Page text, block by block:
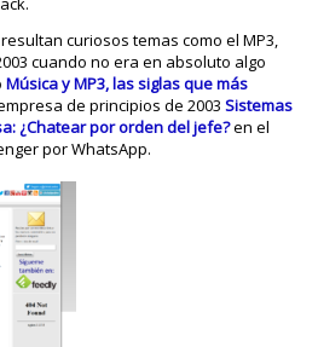
curiosos temas como el MP3,
cuando no era en absoluto algo
Música y MP3, las siglas que más
de principios de 2003Sistemas
¿Chatear por orden del jefe?en el
por WhatsApp.